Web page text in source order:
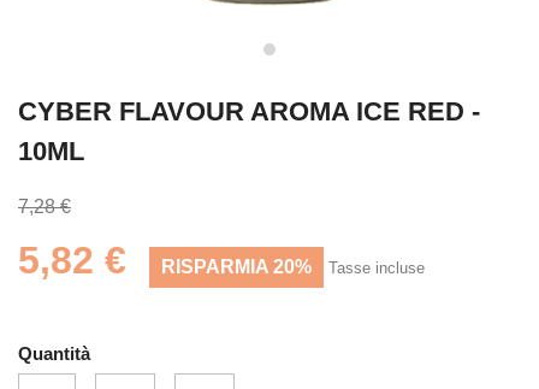
CYBER FLAVOUR AROMA ICE RED -
10ML
7,28 €
5,82 € RISPARMIA 20% Tasse incluse
Quantità